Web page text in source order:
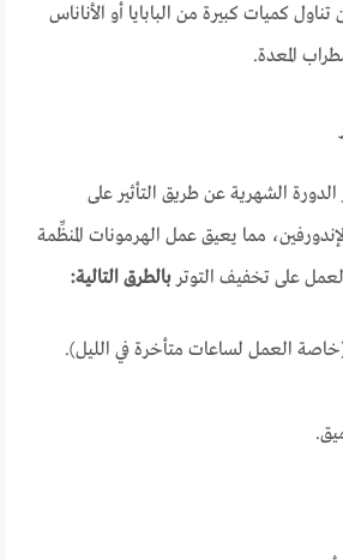
كميات كبيرة من البابايا أو الأناناس
المعدة.
الدورة الشهرية عن طريق التأثير على
مما يعيق عمل الهرمونات المنظِّمة
على تخفيف التوتربالطرق التالية:
العمل لساعات متأخرة في الليل).